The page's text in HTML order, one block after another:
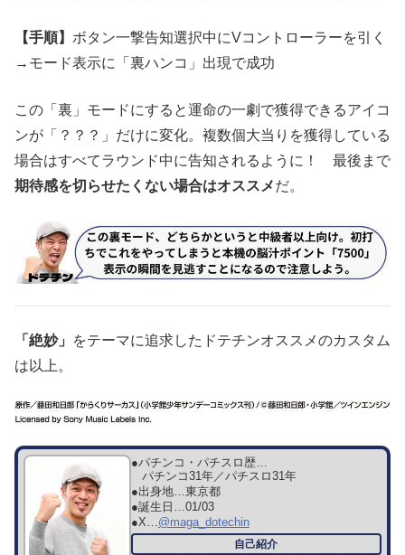
【手順】 ボタン一撃告知選択中にVコントローラーを引く
→モード表示に「裏ハンコ」出現で成功
この「裏」モードにすると運命の一劇で獲得できるアイコ
ンが「？？？」だけに変化。複数個大当りを獲得している
場合はすべてラウンド中に告知されるように！ 最後まで
期待感を切らせたくない場合はオススメだ。
「絶妙」
をテーマに追求したドテチンオススメのカスタム
は以上。
●パチンコ・パチスロ歴…
パチンコ31年／パチスロ31年
●出身地…東京都
●誕生日…01/03
●X…@maga_dotechin